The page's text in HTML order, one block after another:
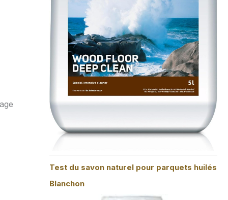
Test du savon naturel pour parquets huilés
Blanchon